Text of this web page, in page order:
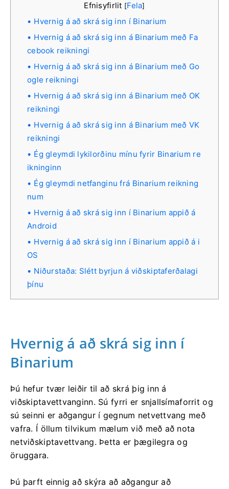
Efnisyfirlit [Fela]
Hvernig á að skrá sig inn í Binarium
Hvernig á að skrá sig inn á Binarium með Fa
cebook reikningi
Hvernig á að skrá sig inn á Binarium með Go
ogle reikningi
Hvernig á að skrá sig inn á Binarium með OK
reikningi
Hvernig á að skrá sig inn á Binarium með VK
reikningi
Ég gleymdi lykilorðinu mínu fyrir Binarium re
ikninginn
Ég gleymdi netfanginu frá Binarium reikning
num
Hvernig á að skrá sig inn í Binarium appið á
Android
Hvernig á að skrá sig inn í Binarium appið á i
OS
Niðurstaða: Slétt byrjun á viðskiptaferðalagi
þínu
Hvernig á að skrá sig inn í
Binarium
Þú hefur tvær leiðir til að skrá þig inn á
viðskiptavettvanginn. Sú fyrri er snjallsímaforrit og
sú seinni er aðgangur í gegnum netvettvang með
vafra. Í öllum tilvikum mælum við með að nota
netviðskiptavettvang. Þetta er þægilegra og
öruggara.
Þú þarft einnig að skýra að aðgangur að